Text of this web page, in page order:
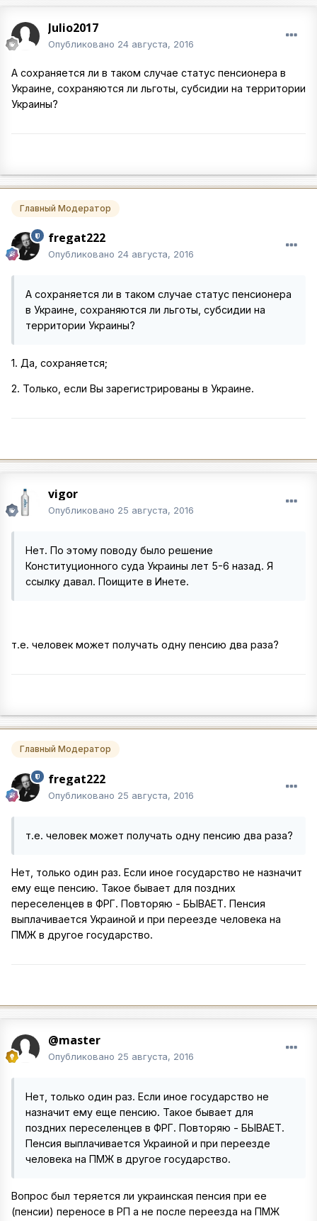
Julio2017
Опубликовано 24 августа, 2016
А сохраняется ли в таком случае статус пенсионера в
Украине, сохраняются ли льготы, субсидии на территории
Украины?
Главный Модератор
fregat222
Опубликовано 24 августа, 2016
А сохраняется ли в таком случае статус пенсионера
в Украине, сохраняются ли льготы, субсидии на
территории Украины?
1. Да, сохраняется;
2. Только, если Вы зарегистрированы в Украине.
vigor
Опубликовано 25 августа, 2016
Нет. По этому поводу было решение
Конституционного суда Украины лет 5-6 назад. Я
ссылку давал. Поищите в Инете.
т.е. человек может получать одну пенсию два раза?
Главный Модератор
fregat222
Опубликовано 25 августа, 2016
т.е. человек может получать одну пенсию два раза?
Нет, только один раз. Если иное государство не назначит
ему еще пенсию. Такое бывает для поздних
переселенцев в ФРГ. Повторяю - БЫВАЕТ. Пенсия
выплачивается Украиной и при переезде человека на
ПМЖ в другое государство.
@master
Опубликовано 25 августа, 2016
Нет, только один раз. Если иное государство не
назначит ему еще пенсию. Такое бывает для
поздних переселенцев в ФРГ. Повторяю - БЫВАЕТ.
Пенсия выплачивается Украиной и при переезде
человека на ПМЖ в другое государство.
Вопрос был теряется ли украинская пенсия при ее
(пенсии) переносе в РП а не после переезда на ПМЖ